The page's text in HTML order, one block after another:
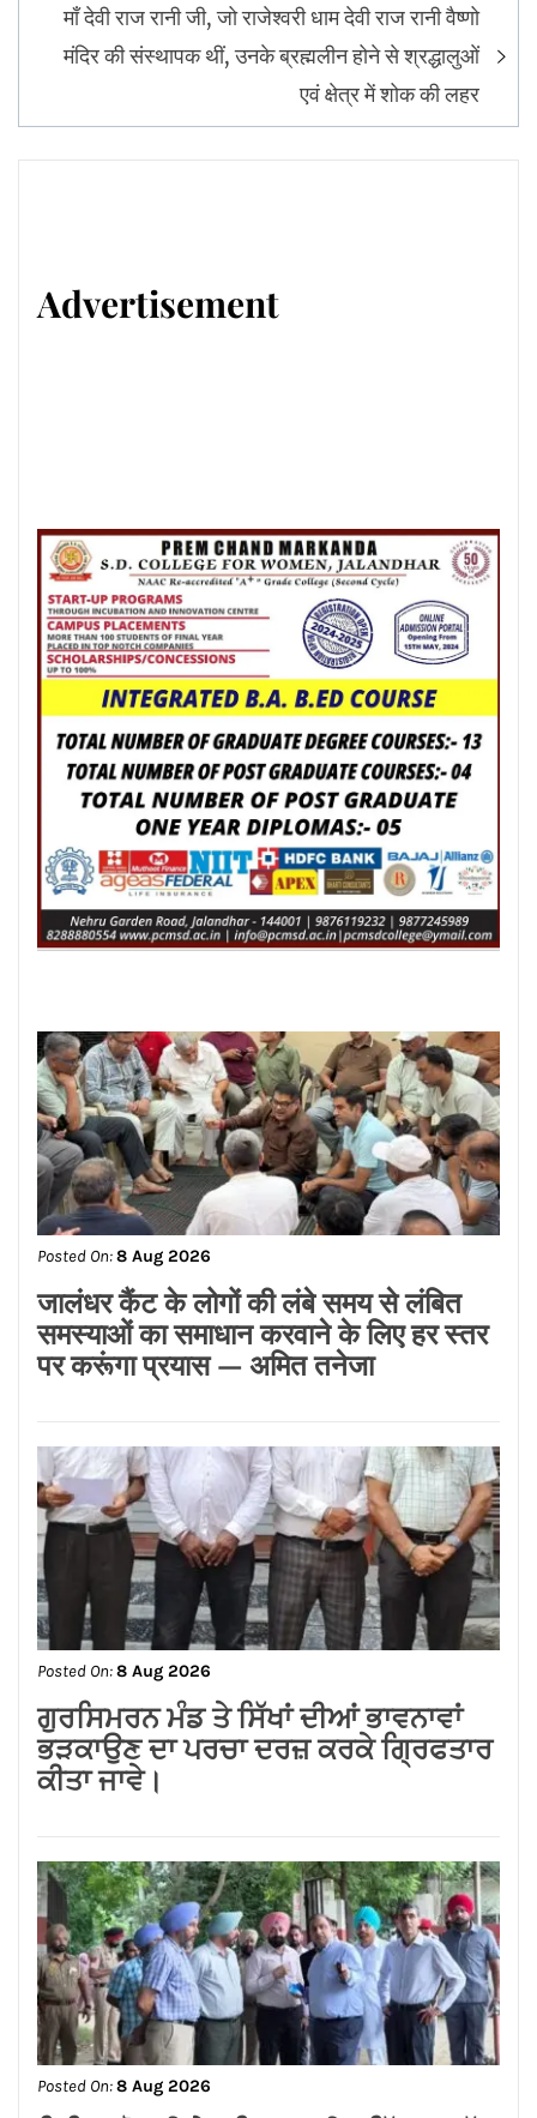
माँ देवी राज रानी जी, जो राजेश्वरी धाम देवी राज रानी वैष्णो
मंदिर की संस्थापक थीं, उनके ब्रह्मलीन होने से श्रद्धालुओं
एवं क्षेत्र में शोक की लहर
Advertisement
Posted On:8 Aug 2026
जालंधर कैंट के लोगों की लंबे समय से लंबित
समस्याओं का समाधान करवाने के लिए हर स्तर
पर करूंगा प्रयास — अमित तनेजा